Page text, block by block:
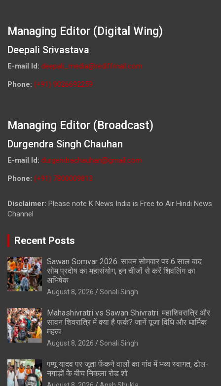
Managing Editor (Digital Wing)
Deepali Srivastava
E-mail Id: deepali_media@rediffmail.com
Phone: (+91) 9026692259
Managing Editor (Broadcast)
Durgendra Singh Chauhan
E-mail Id: durgendrachauhan@gmail.com
Phone: (+91) 7800009813
Disclaimer: Please note K News India is Free to Air Hindi News
Channel
Recent Posts
Sawan Somvar 2026: सावन सोमवार पर 6 साल बाद
सोम प्रदोष का महासंयोग, इन चीजों से करें शिवलिंग का
अभिषेक
August 8, 2026 Sonali Singh
Mahashivratri vs Sawan Shivratri: महाशिवरात्रि और
सावन शिवरात्रि में क्या है फर्क? जानें पूजा विधि और धार्मिक
महत्व
August 8, 2026 Sonali Singh
पप्पू यादव पर जूता फेंकने वालों का गांव में भव्य स्वागत, ढोल-
नगाड़ों के बीच निकला रोड शो